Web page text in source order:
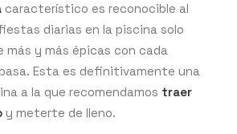
característico es reconocible al
diarias en la piscina solo
más y más épicas con cada
Esta es definitivamente una
a la que recomendamos traer
y meterte de lleno.